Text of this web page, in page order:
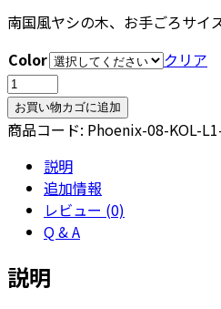
南国風ヤシの木、お手ごろサイ
Color
クリア
フ
ェ
ニ
ス・
ニ
お買い物カゴに追加
商品コード: Phoenix-08-KOL-
説明
追加情報
レビュー (0)
Q & A
説明